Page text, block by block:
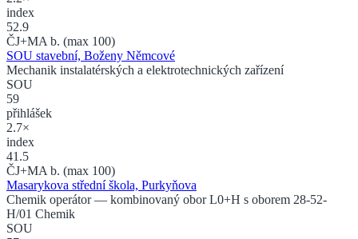
index
52.9
ČJ+MA b. (max 100)
SOU stavební, Boženy Němcové
Mechanik instalatérských a elektrotechnických zařízení
SOU
59
přihlášek
2.7×
index
41.5
ČJ+MA b. (max 100)
Masarykova střední škola, Purkyňova
Chemik operátor— kombinovaný obor L0+H s oborem 28-52-
H/01 Chemik
SOU